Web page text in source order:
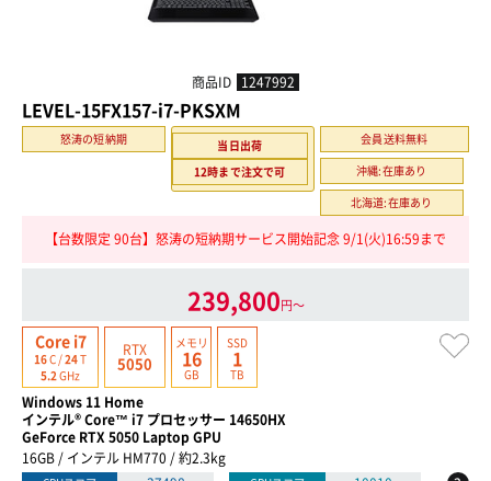
商品ID 1247992
LEVEL-15FX157-i7-PKSXM
怒涛の短納期
当日出荷
12時まで注文で可
会員送料無料
沖縄:在庫あり
北海道:在庫あり
【台数限定 90台】怒涛の短納期サービス開始記念 9/1(火)16:59まで
239,800円〜
Core i7
16C /24T
5.2 GHz
RTX
5050
メモリ
16
GB
SSD
1
TB
Windows 11 Home
インテル® Core™ i7 プロセッサー 14650HX
GeForce RTX 5050 Laptop GPU
16GB / インテル HM770 / 約2.3kg